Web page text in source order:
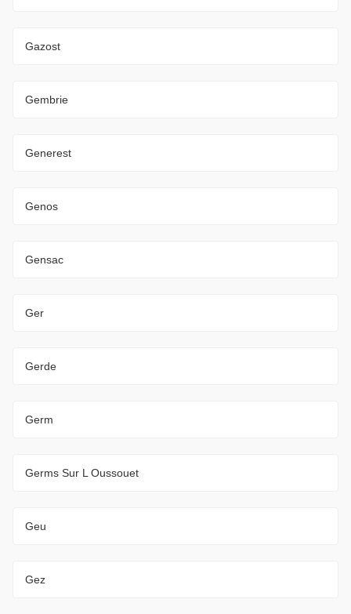
Gazost
Gembrie
Generest
Genos
Gensac
Ger
Gerde
Germ
Germs Sur L Oussouet
Geu
Gez